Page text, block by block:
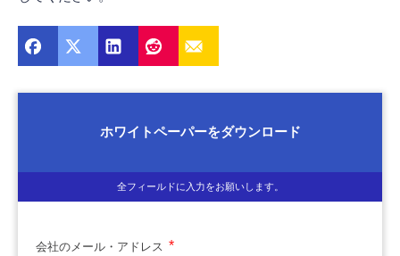
ホワイトペーパーをダウンロード
全フィールドに入力をお願いします。
会社のメール・アドレス